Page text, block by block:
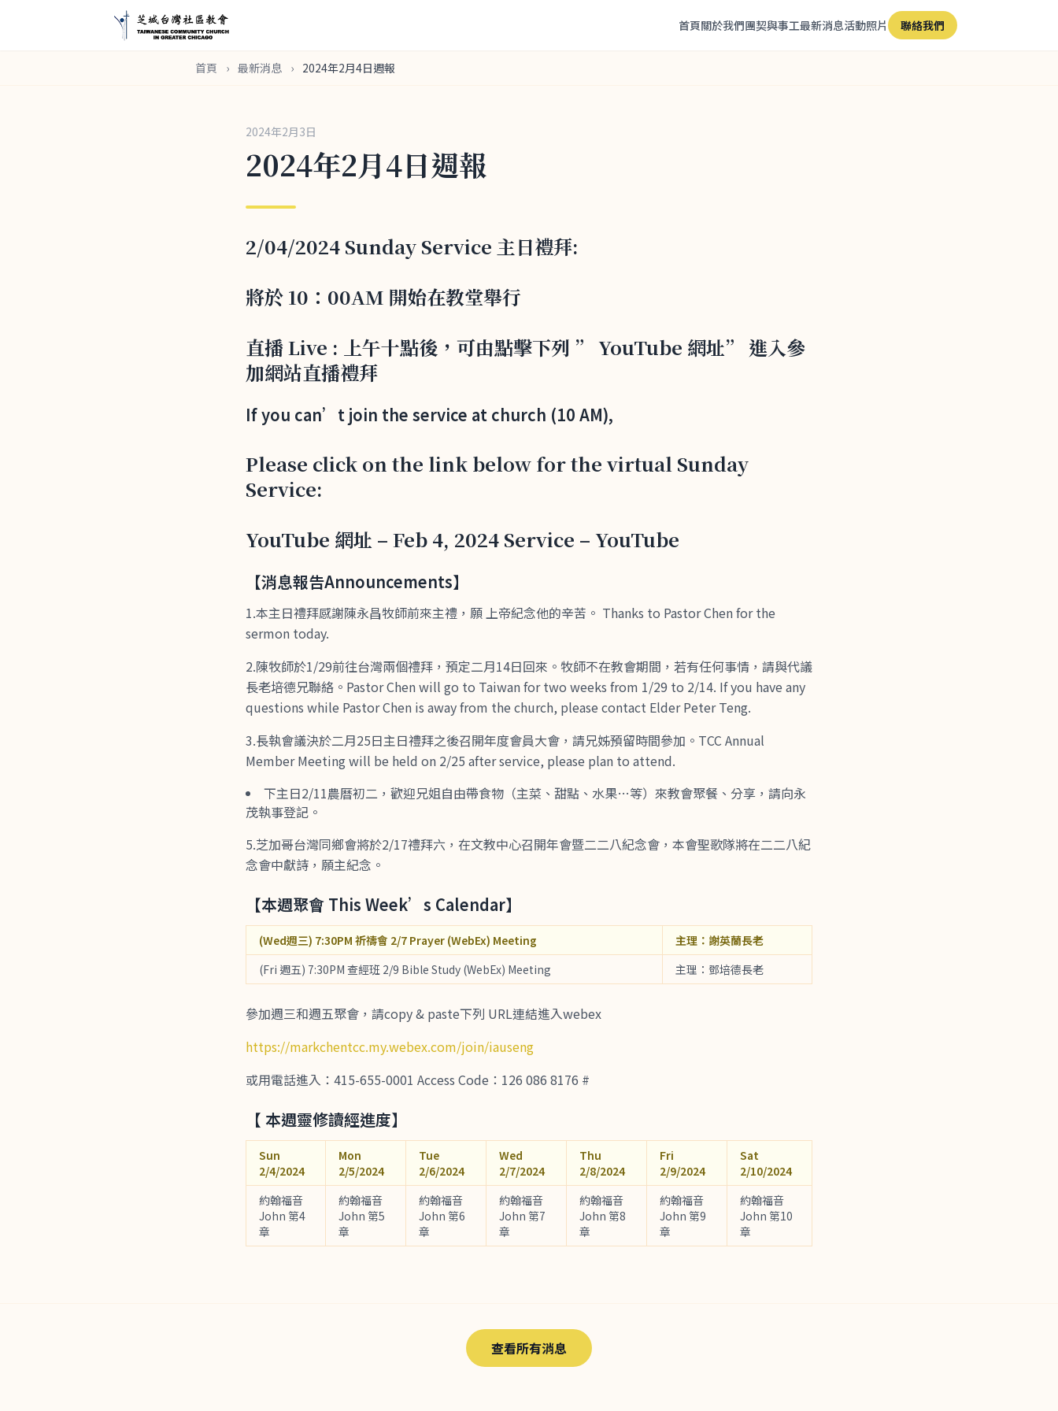
首頁關於我們團契與事工最新消息活動照片 聯絡我們
首頁 › 最新消息 › 2024年2月4日週報
2024年2月3日
2024年2月4日週報
2/04/2024 Sunday Service 主日禮拜:
將於 10：00AM 開始在教堂舉行
直播 Live : 上午十點後，可由點擊下列 ” YouTube 網址” 進入參
加網站直播禮拜
If you can’t join the service at church (10 AM),
Please click on the link below for the virtual Sunday
Service:
YouTube 網址 – Feb 4, 2024 Service – YouTube
【消息報告Announcements】
1.本主日禮拜感謝陳永昌牧師前來主禮，願 上帝紀念他的辛苦。 Thanks to Pastor Chen for the
sermon today.
2.陳牧師於1/29前往台灣兩個禮拜，預定二月14日回來。牧師不在教會期間，若有任何事情，請與代議
長老培德兄聯絡。Pastor Chen will go to Taiwan for two weeks from 1/29 to 2/14. If you have any
questions while Pastor Chen is away from the church, please contact Elder Peter Teng.
3.長執會議決於二月25日主日禮拜之後召開年度會員大會，請兄姊預留時間參加。TCC Annual
Member Meeting will be held on 2/25 after service, please plan to attend.
下主日2/11農曆初二，歡迎兄姐自由帶食物（主菜、甜點、水果…等）來教會聚餐、分享，請向永
茂執事登記。
5.芝加哥台灣同鄉會將於2/17禮拜六，在文教中心召開年會暨二二八紀念會，本會聖歌隊將在二二八紀
念會中獻詩，願主紀念。
【本週聚會 This Week’s Calendar】
(Wed週三) 7:30PM 祈禱會 2/7 Prayer (WebEx) Meeting
主理：謝英蘭長老
(Fri 週五) 7:30PM 查經班 2/9 Bible Study (WebEx) Meeting
主理：鄧培德長老
參加週三和週五聚會，請copy & paste下列 URL連結進入webex
https://markchentcc.my.webex.com/join/iauseng
或用電話進入：415-655-0001 Access Code：126 086 8176 #
【 本週靈修讀經進度】
Sun
2/4/2024
Mon
2/5/2024
Tue
2/6/2024
Wed
2/7/2024
Thu
2/8/2024
Fri
2/9/2024
Sat
2/10/2024
約翰福音
John 第4
章
約翰福音
John 第5
章
約翰福音
John 第6
章
約翰福音
John 第7
章
約翰福音
John 第8
章
約翰福音
John 第9
章
約翰福音
John 第10
章
查看所有消息